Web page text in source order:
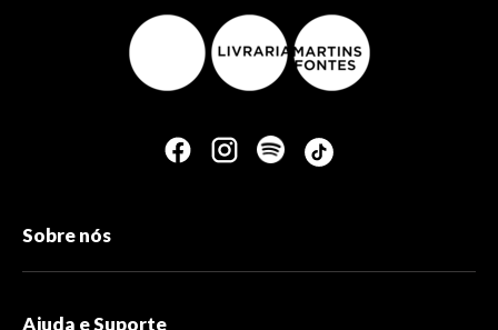
Sobre nós
Ajuda e Suporte